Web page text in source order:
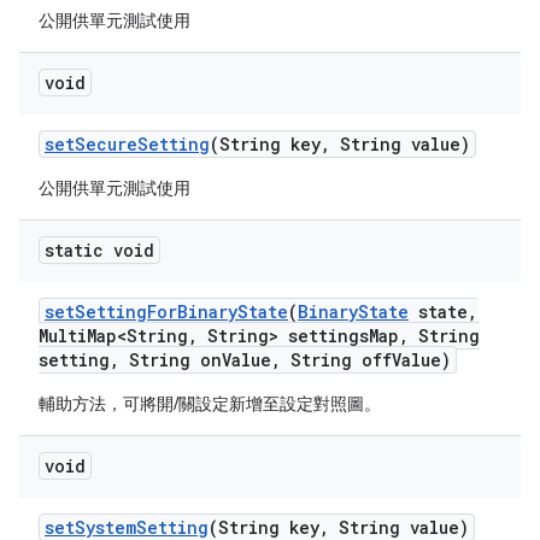
公開供單元測試使用
void
setSecureSetting(String key, String value)
公開供單元測試使用
static void
setSettingForBinaryState(BinaryState state ,
MultiMap<String , String> settingsMap , String
setting , String onValue , String offValue)
輔助方法，可將開/關設定新增至設定對照圖。
void
setSystemSetting(String key, String value)